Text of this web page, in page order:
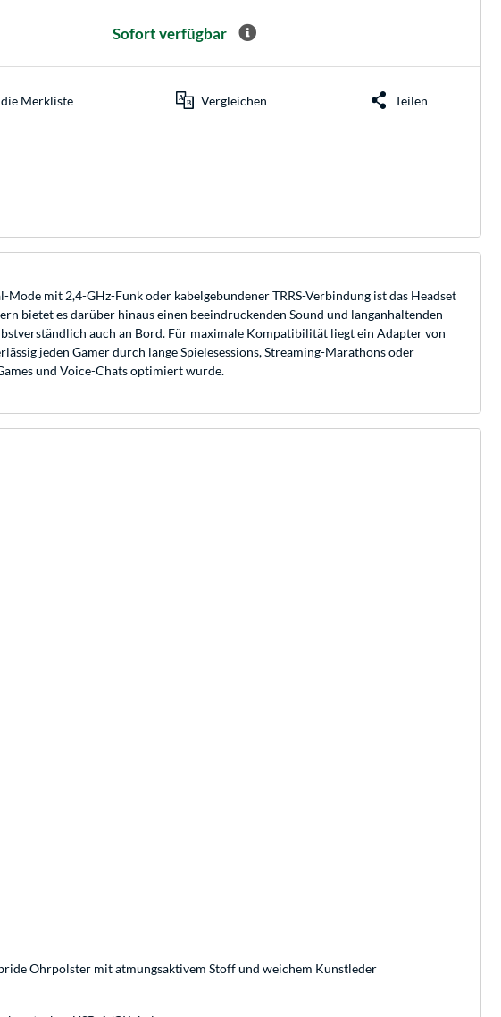
Sofort verfügbar
Merkliste Vergleichen Teilen
mit 2,4-GHz-Funk oder kabelgebundener TRRS-Verbindung ist das Headset
bietet es darüber hinaus einen beeindruckenden Sound und langanhaltenden
auch an Bord. Für maximale Kompatibilität liegt ein Adapter von
jeden Gamer durch lange Spielesessions, Streaming-Marathons oder
und Voice-Chats optimiert wurde.
Ohrpolster mit atmungsaktivem Stoff und weichem Kunstleder